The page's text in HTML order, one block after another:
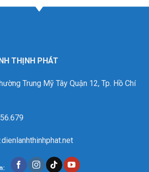
THỊNH PHÁT
Trung Mỹ Tây Quận 12, Tp. Hồ Chí